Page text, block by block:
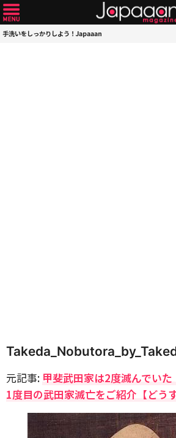
手洗いをしっかりしよう！Japaaan
元記事: 甲斐武田家は2度滅んでい
1度目の武田家滅亡をご紹介【どう